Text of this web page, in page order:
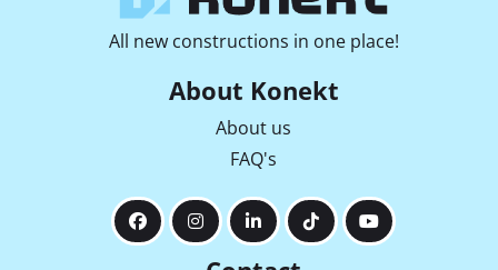
All new constructions in one place!
About Konekt
About us
FAQ's